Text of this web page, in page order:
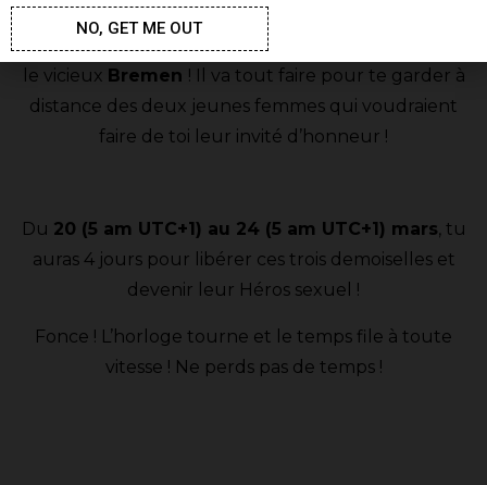
Fanny & Fione et à l’idée d’un plan à trois avec des
jumelles, tu ferais mieux de te préparer à combattre
le vicieux Bremen ! Il va tout faire pour te garder à
distance des deux jeunes femmes qui voudraient
faire de toi leur invité d’honneur !
Du 20 (5 am UTC+1) au 24 (5 am UTC+1) mars, tu
auras 4 jours pour libérer ces trois demoiselles et
devenir leur Héros sexuel !
Fonce ! L’horloge tourne et le temps file à toute
vitesse ! Ne perds pas de temps !
NO, GET ME OUT